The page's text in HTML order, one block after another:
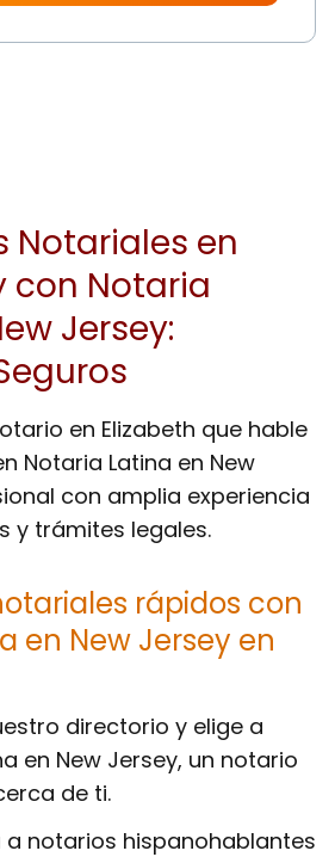
Notariales en
con Notaria
Jersey:
en Elizabeth que hable
Notaria Latina en New
con amplia experiencia
y trámites legales.
rápidos con
en New Jersey en
directorio y elige a
en New Jersey, un notario
de ti.
a notarios hispanohablantes